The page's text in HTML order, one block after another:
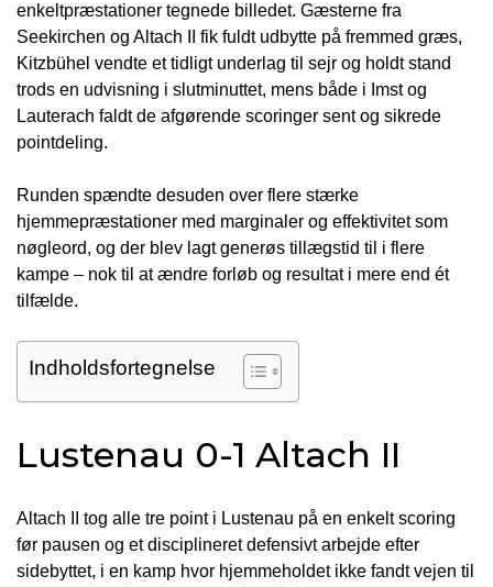
enkeltpræstationer tegnede billedet. Gæsterne fra
Seekirchen og Altach II fik fuldt udbytte på fremmed græs,
Kitzbühel vendte et tidligt underlag til sejr og holdt stand
trods en udvisning i slutminuttet, mens både i Imst og
Lauterach faldt de afgørende scoringer sent og sikrede
pointdeling.
Runden spændte desuden over flere stærke
hjemmepræstationer med marginaler og effektivitet som
nøgleord, og der blev lagt generøs tillægstid til i flere
kampe – nok til at ændre forløb og resultat i mere end ét
tilfælde.
Indholdsfortegnelse
Lustenau 0-1 Altach II
Altach II tog alle tre point i Lustenau på en enkelt scoring
før pausen og et disciplineret defensivt arbejde efter
sidebyttet, i en kamp hvor hjemmeholdet ikke fandt vejen til